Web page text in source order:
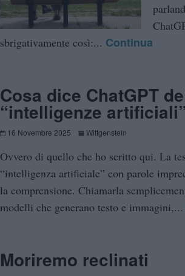
sbrigativamente così:... Continua
Cosa dice ChatGPT
“intelligenze artificiali”
16 Novembre 2025 Wittgenstein
Ovvero di quello che ho scritto qui. La
“intelligenza artificiale” con parole
la comprensione. Chiamarla
modelli che generano testo e immagini,...
Moriremo reclinati